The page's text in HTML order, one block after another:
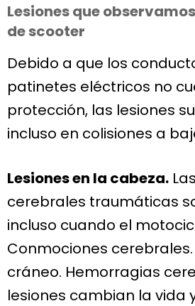
Lesiones que
de scooter
Debido a que los
patinetes eléctricos no
protección, las lesiones
incluso en colisiones a
Lesiones en la cabeza.
cerebrales traumáticas
incluso cuando el
Conmociones
cráneo. Hemorragias
lesiones cambian la vida